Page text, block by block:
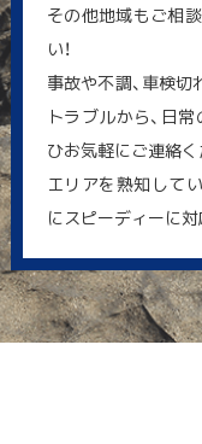
その他地域もご相
い！
事故や不調、車検
トラブルから、日
ひお気軽にご連絡く
エリアを熟知して
にスピーディーに